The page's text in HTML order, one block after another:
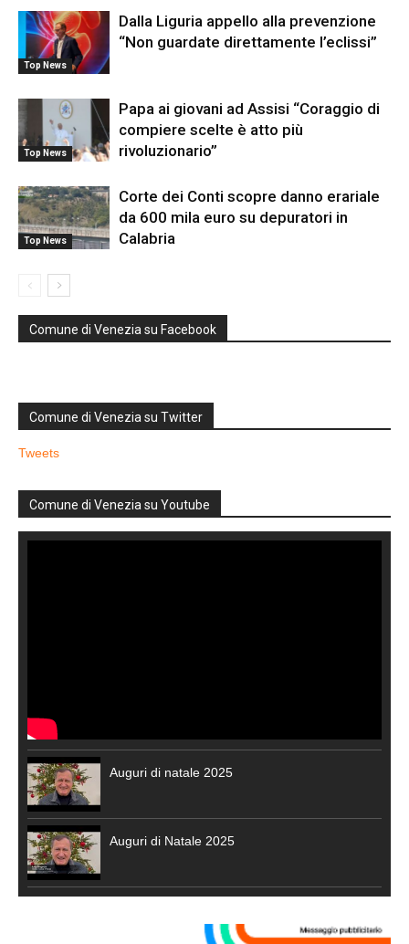
Top News
Dalla Liguria appello alla prevenzione
“Non guardate direttamente l’eclissi”
Top News
Papa ai giovani ad Assisi “Coraggio di
compiere scelte è atto più
rivoluzionario”
Top News
Corte dei Conti scopre danno erariale
da 600 mila euro su depuratori in
Calabria
Comune di Venezia su Facebook
Comune di Venezia su Twitter
Tweets
Comune di Venezia su Youtube
Auguri di natale 2025
Auguri di Natale 2025